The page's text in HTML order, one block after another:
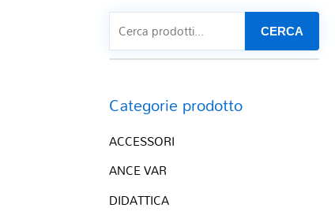
CERCA
Categorie prodotto
ACCESSORI
ANCE VAR
DIDATTICA